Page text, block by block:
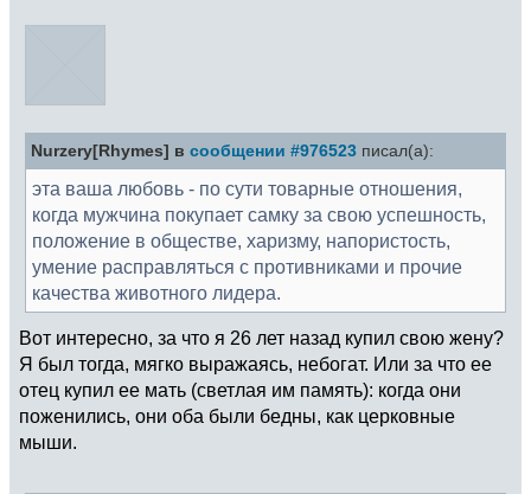
Nurzery[Rhymes] в сообщении #976523 писал(а):
эта ваша любовь - по сути товарные отношения,
когда мужчина покупает самку за свою успешность,
положение в обществе, харизму, напористость,
умение расправляться с противниками и прочие
качества животного лидера.
Вот интересно, за что я 26 лет назад купил свою жену?
Я был тогда, мягко выражаясь, небогат. Или за что ее
отец купил ее мать (светлая им память): когда они
поженились, они оба были бедны, как церковные
мыши.